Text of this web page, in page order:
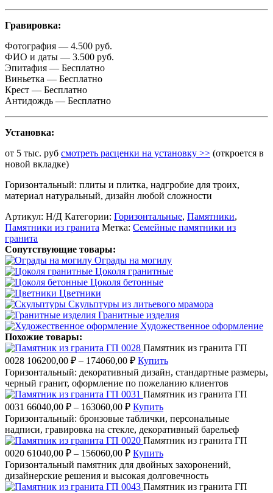
Гравировка:
Фотография — 4.500 руб.
ФИО и даты — 3.500 руб.
Эпитафия — Бесплатно
Виньетка — Бесплатно
Крест — Бесплатно
Антидождь — Бесплатно
Установка:
от 5 тыс. руб смотреть расценки на установку >> (откроется в
новой вкладке)
Горизонтальный: плиты и плитка, надгробие для троих,
материал натуральный, дизайн любой сложности
Артикул: Н/Д Категории: Горизонтальные, Памятники,
Памятники из гранита Метка: Семейные памятники из
гранита
Сопутствующие товары:
Ограды на могилу
Цоколя гранитные
Цоколя бетонные
Цветники
Скульптуры из литьевого мрамора
Гранитные изделия
Художественное оформление
Похожие товары:
Памятник из гранита ГП
0028 106200,00 ₽ – 174060,00 ₽ Купить
Горизонтальный: декоративный дизайн, стандартные размеры,
черный гранит, оформление по пожеланию клиентов
Памятник из гранита ГП
0031 66040,00 ₽ – 163060,00 ₽ Купить
Горизонтальный: бронзовые таблички, персональные
надписи, гравировка на стекле, декоративный барельеф
Памятник из гранита ГП
0020 61040,00 ₽ – 156060,00 ₽ Купить
Горизонтальный памятник для двойных захоронений,
дизайнерские решения и высокая долговечность
Памятник из гранита ГП